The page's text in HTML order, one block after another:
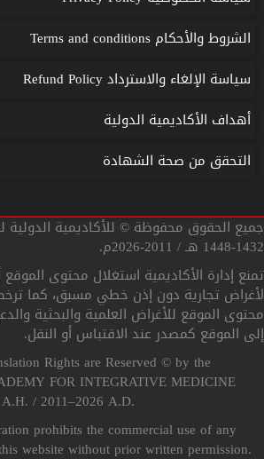
الشروط والأحكام Terms and conditions
سياسة الإلغاء والاسترداد Refund Policy
أهداف الأكاديمية الدولية
التحقق من صحة الشهادة
جميع الحقوق محفوظة © للأكاديمية الدولية
1432-1448 هـ / 2011-2026م.
تمنع إدارة الأكاديمية استغلال محتوى الموقع
لأغراض تجارية دون إذن خطي مسبق، كما
محتوى الموقع للأغراض العلمية والبحثية
إلى الموقع كمصدر عند الاقتباس أو النقل.
Rights are Reserved © by the
FOR INTEGRATIVE MEDICINE
/ 2011–2026 A.D.
prohibits the commercial use of any
website without prior written permission.